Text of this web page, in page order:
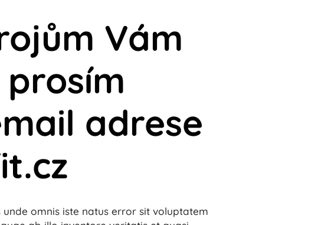
Vám
adrese
omnis iste natus error sit voluptatem